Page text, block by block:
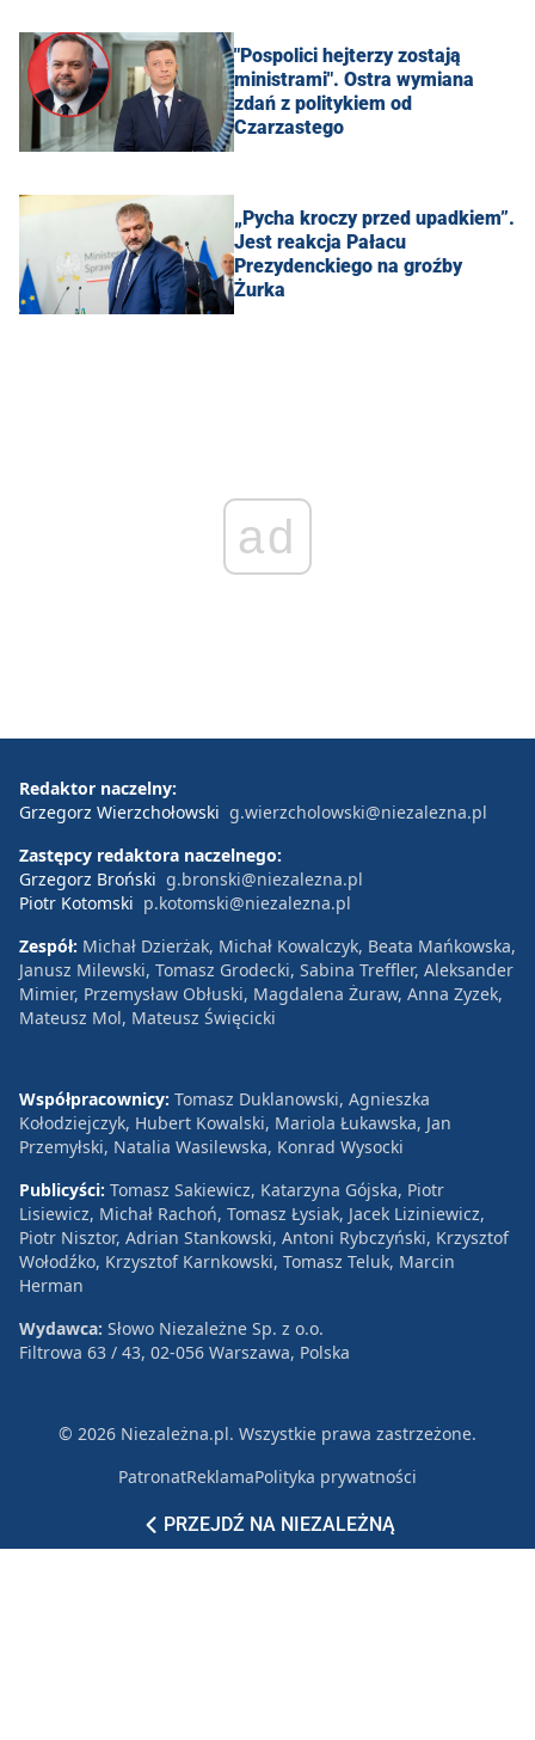
"Pospolici hejterzy zostają
ministrami". Ostra wymiana
zdań z politykiem od
Czarzastego
„Pycha kroczy przed upadkiem”.
Jest reakcja Pałacu
Prezydenckiego na groźby
Żurka
ad
PRZEJDŹ NA NIEZALEŻNĄ
Redaktor naczelny:
Grzegorz Wierzchołowski g.wierzcholowski@niezalezna.pl
Zastępcy redaktora naczelnego:
Grzegorz Broński g.bronski@niezalezna.pl
Piotr Kotomski p.kotomski@niezalezna.pl
Zespół: Michał Dzierżak, Michał Kowalczyk, Beata Mańkowska,
Janusz Milewski, Tomasz Grodecki, Sabina Treffler, Aleksander
Mimier, Przemysław Obłuski, Magdalena Żuraw, Anna Zyzek,
Mateusz Mol, Mateusz Święcicki
Współpracownicy: Tomasz Duklanowski, Agnieszka
Kołodziejczyk, Hubert Kowalski, Mariola Łukawska, Jan
Przemyłski, Natalia Wasilewska, Konrad Wysocki
Publicyści: Tomasz Sakiewicz, Katarzyna Gójska, Piotr
Lisiewicz, Michał Rachoń, Tomasz Łysiak, Jacek Liziniewicz,
Piotr Nisztor, Adrian Stankowski, Antoni Rybczyński, Krzysztof
Wołodźko, Krzysztof Karnkowski, Tomasz Teluk, Marcin
Herman
Wydawca: Słowo Niezależne Sp. z o.o.
Filtrowa 63 / 43, 02-056 Warszawa, Polska
© 2026 Niezależna.pl. Wszystkie prawa zastrzeżone.
PatronatReklamaPolityka prywatności